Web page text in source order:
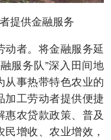
提供金融服务
者。将金融服务延
服务队”深入田间地
从事热带特色农业的
加工劳动者提供便捷
惠农贷款政策、普及
增收、农业增效，